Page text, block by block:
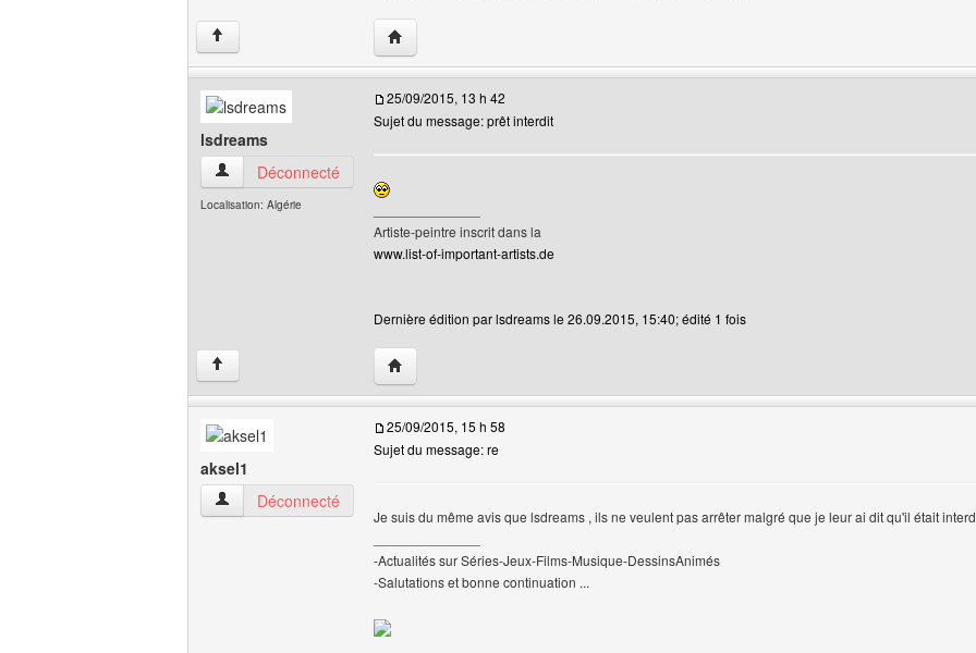
↑ Visiter le site web de l'utilisateur: lsdreams
lsdreams
lsdreams Voir le profil de l'utilisateur
Déconnecté
Localisation: Algérie
25/09/2015, 13 h 42
Sujet du message: prêt interdit
Artiste-peintre inscrit dans la
www.list-of-important-artists.de
Dernière édition par lsdreams le 26.09.2015, 15:40; édité 1 fois
↑ Visiter le site web de l'utilisateur: lsdreams
aksel1
aksel1 Voir le profil de l'utilisateur
Déconnecté
25/09/2015, 15 h 58
Sujet du message: re
Je suis du même avis que lsdreams , ils ne veulent pas arrêter malgré que je leur ai dit qu'il était
-Actualités sur Séries-Jeux-Films-Musique-DessinsAnimés
-Salutations et bonne continuation ...